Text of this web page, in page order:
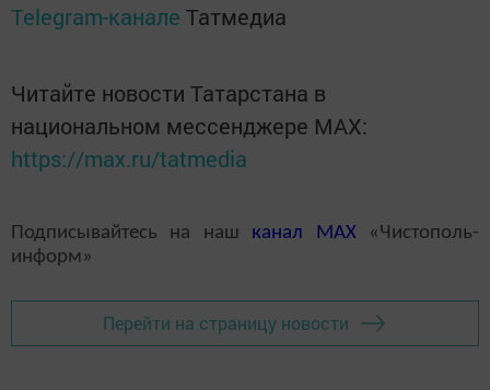
Telegram-канале Татмедиа
Читайте новости Татарстана в
национальном мессенджере MАХ:
https://max.ru/tatmedia
Подписывайтесь на наш канал MAX«Чистополь-
информ»
Перейти на страницу новости